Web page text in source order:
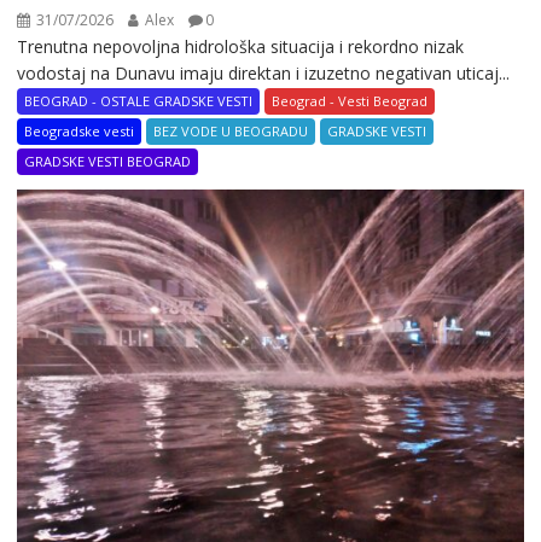
31/07/2026 Alex 0
Trenutna nepovoljna hidrološka situacija i rekordno nizak
vodostaj na Dunavu imaju direktan i izuzetno negativan uticaj...
BEOGRAD - OSTALE GRADSKE VESTI
Beograd - Vesti Beograd
Beogradske vesti
BEZ VODE U BEOGRADU
GRADSKE VESTI
GRADSKE VESTI BEOGRAD